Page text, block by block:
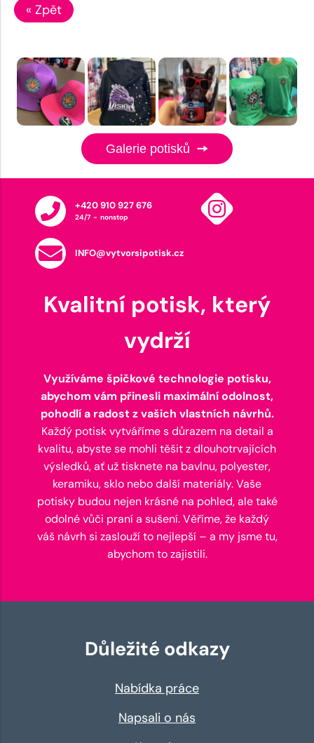
« Zpět
Galerie potisků
+420 910 927 676
24/7 - nonstop
INFO@vytvorsipotisk.cz
Kvalitní potisk, který
vydrží
Využíváme špičkové technologie potisku,
abychom vám přinesli maximální odolnost,
pohodlí a radost z vašich vlastních návrhů.
Každý potisk vytváříme s důrazem na detail a
kvalitu, abyste se mohli těšit z dlouhotrvajících
výsledků, ať už tisknete na bavlnu, polyester,
keramiku, sklo nebo další materiály. Vaše
potisky budou nejen krásné na pohled, ale také
odolné vůči praní a sušení. Věříme, že každý
váš návrh si zaslouží to nejlepší – a my jsme tu,
abychom to zajistili.
Důležité odkazy
Nabídka práce
Napsali o nás